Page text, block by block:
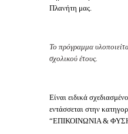
Πλανήτη μας.
Το πρόγραμμα
σχολικού έτους.
Είναι ειδικά
εντάσσεται στην
“ΕΠΙΚΟΙΝΩΝΙΑ &